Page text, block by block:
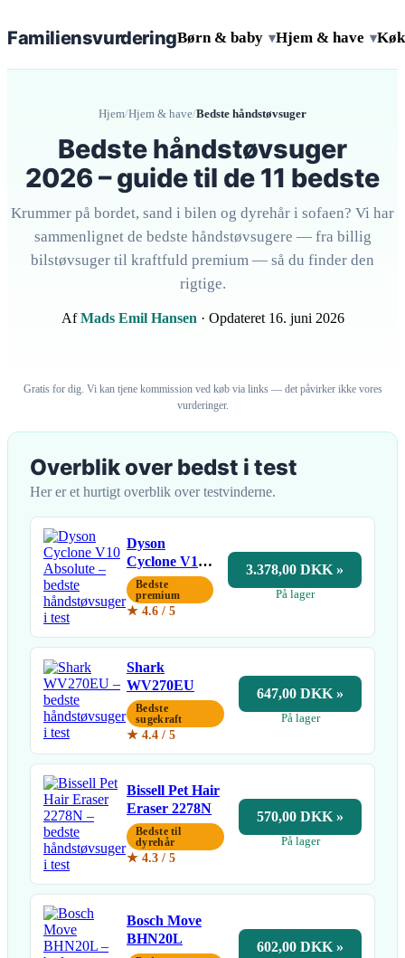
FamiliensvurderingBørn & baby ▾Hjem & have ▾
Hjem/Hjem & have/Bedste håndstøvsuger
Bedste håndstøvsuger
2026 – guide til de 11 bedste
Krummer på bordet, sand i bilen og dyrehår i sofaen? Vi har
sammenlignet de bedste håndstøvsugere — fra billig
bilstøvsuger til kraftfuld premium — så du finder den
rigtige.
AfMads Emil Hansen · Opdateret 16. juni 2026
Gratis for dig. Vi kan tjene kommission ved køb via links — det påvirker ikke vores
vurderinger.
Overblik over bedst i test
Her er et hurtigt overblik over testvinderne.
Dyson
Cyclone V10
Absolute
Bedste
premium
★ 4.6 / 5
3.378,00 DKK »
På lager
Shark
WV270EU
Bedste
sugekraft
★ 4.4 / 5
647,00 DKK »
På lager
Bissell Pet Hair
Eraser 2278N
Bedste til
dyrehår
★ 4.3 / 5
570,00 DKK »
På lager
Bosch Move
BHN20L
602,00 DKK »